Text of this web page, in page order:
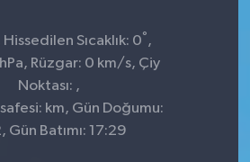
Sıcaklık: 0° ,
hPa, Rüzgar: 0 km/s, Çiy
Noktası: ,
km, Gün Doğumu:
Gün Batımı: 17:29